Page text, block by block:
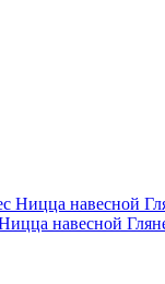
навесной